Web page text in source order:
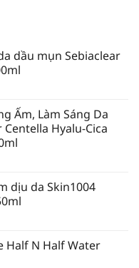
dầu mụn Sebiaclear
Ẩm, Làm Sáng Da
Hyalu-Cica
dịu da Skin1004
Half N Half Water